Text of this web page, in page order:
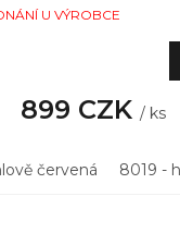
U VÝROBCE
899 CZK / ks
červená 8019 -